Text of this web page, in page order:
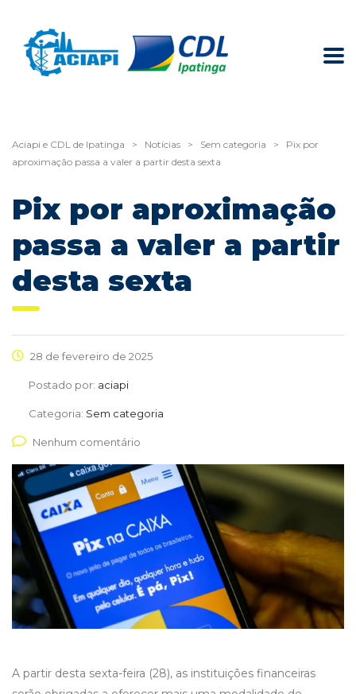
Aciapi e CDL de Ipatinga > Notícias > Sem categoria >
Pix por
aproximação passa a valer a partir desta sexta
Pix por aproximação
passa a valer a partir
desta sexta
28 de fevereiro de 2025
Postado por: aciapi
Categoria: Sem categoria
Nenhum comentário
A partir desta sexta-feira (28), as instituições financeiras